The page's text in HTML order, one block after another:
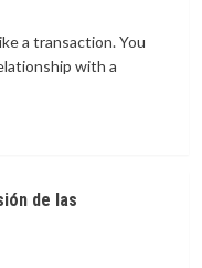
a transaction. You
with a
de las